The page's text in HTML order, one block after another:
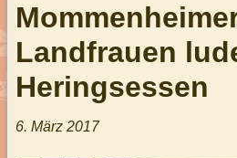
Landfrauen
Heringsessen
6. März 2017